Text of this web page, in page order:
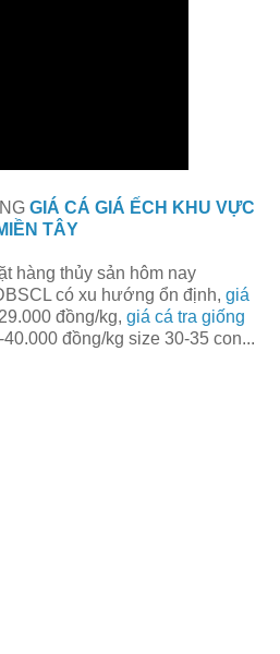
GIÁ CÁ GIÁ ẾCH KHU VỰC
TÂY
hàng thủy sản hôm nay
có xu hướng ổn định, giá
đồng/kg, giá cá tra giống
đồng/kg size 30-35 con...